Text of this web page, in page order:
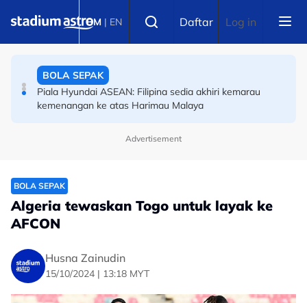
BM | EN Daftar Log in
kemenangan ke atas Harimau Malaya
OLAHRAGA
Advertisement
BOLA SEPAK
Algeria tewaskan Togo untuk layak ke
AFCON
Husna Zainudin
15/10/2024 | 13:18 MYT